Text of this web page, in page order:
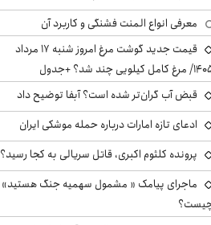
معرفی انواع المنت فشنگی و کاربرد آن
قیمت جدید گوشت مرغ امروز شنبه ۱۷ مرداد
کامل کیلویی چند شد؟ +جدول
قبض آب گران‌تر شده است؟ آبفا توضیح داد
ادعای تازه امارات درباره حمله موشکی ایران
پرونده کلثوم اکبری، قاتل سریالی به کجا رسید؟
ماجرای پیامک « مشمول سهمیه جنگ هستید»